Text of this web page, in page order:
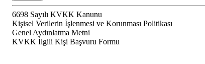
6698 Sayılı KVKK Kanunu
Kişisel Verilerin İşlenmesi ve Korunması Politikası
Genel Aydınlatma Metni
KVKK İlgili Kişi Başvuru Formu